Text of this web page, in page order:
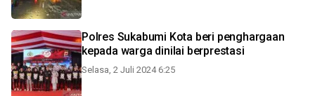
Polres Sukabumi Kota beri penghargaan
kepada warga dinilai berprestasi
Selasa, 2 Juli 2024 6:25